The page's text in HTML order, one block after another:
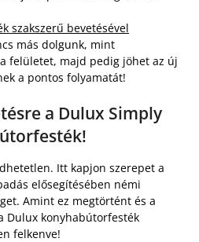
szakszerű bevetésével
más dolgunk, mint
felületet, majd pedig jöhet az új
a pontos folyamatát!
a Dulux Simply
Itt kapjon szerepet a
elősegítésében némi
Amint ez megtörtént és a
Dulux konyhabútorfesték
felkenve!